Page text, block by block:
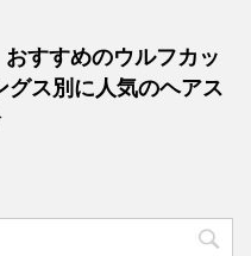
おすすめのウルフカッ
グス別に人気のヘアス